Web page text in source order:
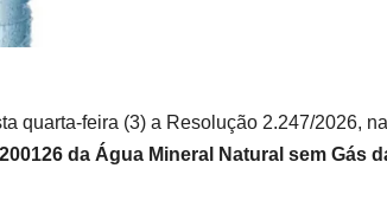
quarta-feira (3) a Resolução 2.247/2026,
da Água Mineral Natural sem Gás